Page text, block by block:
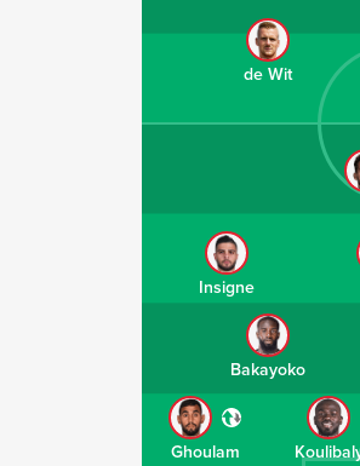
de Wit
Ghoulam
Bakayoko
Insigne